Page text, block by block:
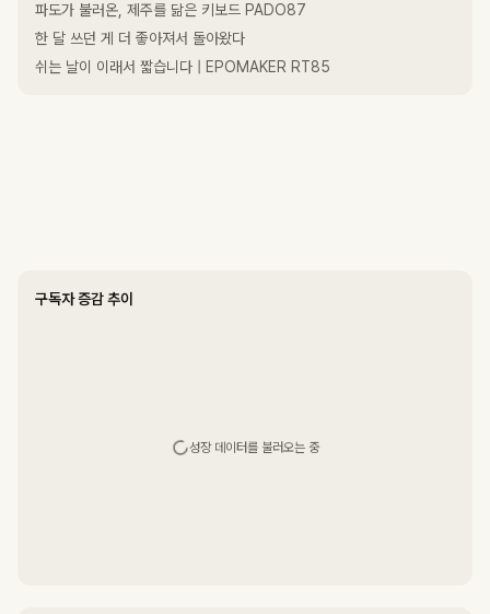
파도가 불러온, 제주를 닮은 키보드 PADO87
한 달 쓰던 게 더 좋아져서 돌아왔다
쉬는 날이 이래서 짧습니다 | EPOMAKER RT85
구독자 증감 추이
성장 데이터를 불러오는 중